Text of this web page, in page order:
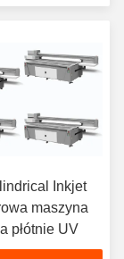
Inkjet
maszyna
płótnie UV